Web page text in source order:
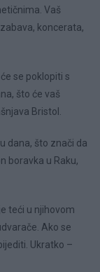
Vaš
koncerata,
se poklopiti s
što će vaš
Bristol.
dana, što znači da
boravka u Raku,
teći u njihovom
Ako se
Ukratko –